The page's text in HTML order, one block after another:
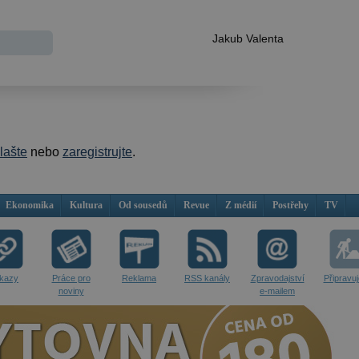
Jakub Valenta
nebo zaregistrujte.
Ekonomika Kultura Od sousedů Revue Z médií Postřehy TV
Práce pro
noviny
Reklama RSS kanály
Zpravodajství
e-mailem